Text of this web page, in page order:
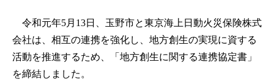
令和元年5月13日、玉野市と東京海上日動火災保険株式
会社は、相互の連携を強化し、地方創生の実現に資する
活動を推進するため、「地方創生に関する連携協定書」
を締結しました。